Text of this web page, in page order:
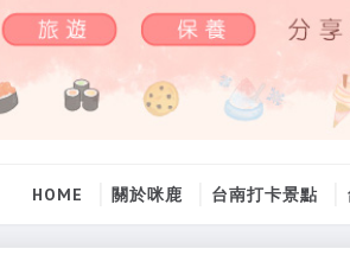
HOME 關於咪鹿 台南打卡景點